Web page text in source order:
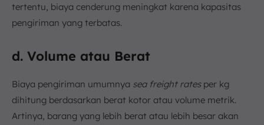
tertentu, biaya cenderung meningkat karena kapasitas
pengiriman yang terbatas.
d. Volume atau Berat
Biaya pengiriman umumnya sea freight ratesper kg
dihitung berdasarkan berat kotor atau volume metrik.
Artinya, barang yang lebih berat atau lebih besar akan